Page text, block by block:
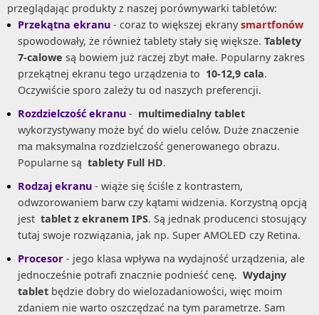
przeglądając produkty z naszej porównywarki tabletów:
Przekątna ekranu - coraz to większej ekranysmartfonów
spowodowały, że również tablety stały się większe. Tablety
7-calowe są bowiem już raczej zbyt małe. Popularny zakres
przekątnej ekranu tego urządzenia to 10-12,9 cala.
Oczywiście sporo zależy tu od naszych preferencji.
Rozdzielczość ekranu - multimedialny tablet
wykorzystywany może być do wielu celów. Duże znaczenie
ma maksymalna rozdzielczość generowanego obrazu.
Popularne są tablety Full HD.
Rodzaj ekranu - wiąże się ściśle z kontrastem,
odwzorowaniem barw czy kątami widzenia. Korzystną opcją
jest tablet z ekranem IPS. Są jednak producenci stosujący
tutaj swoje rozwiązania, jak np. Super AMOLED czy Retina.
Procesor - jego klasa wpływa na wydajność urządzenia, ale
jednocześnie potrafi znacznie podnieść cenę. Wydajny
tablet będzie dobry do wielozadaniowości, więc moim
zdaniem nie warto oszczędzać na tym parametrze. Sam